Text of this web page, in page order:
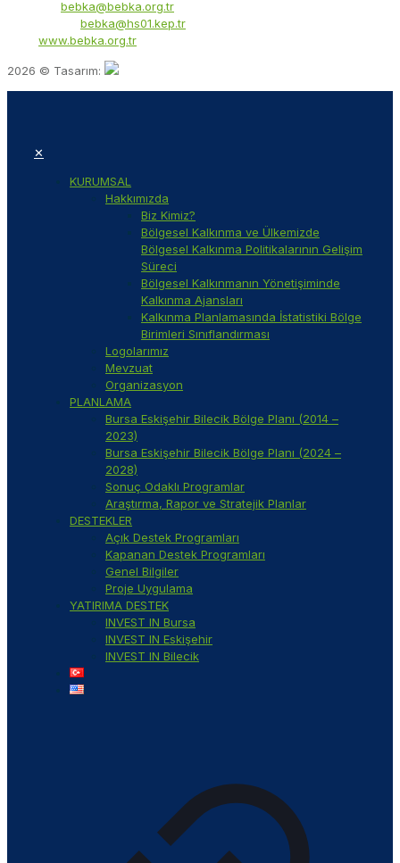
bebka@bebka.org.tr
bebka@hs01.kep.tr
www.bebka.org.tr
2026 © Tasarım:
✕
KURUMSAL
Hakkımızda
Biz Kimiz?
Bölgesel Kalkınma ve Ülkemizde
Bölgesel Kalkınma Politikalarının Gelişim
Süreci
Bölgesel Kalkınmanın Yönetişiminde
Kalkınma Ajansları
Kalkınma Planlamasında İstatistiki Bölge
Birimleri Sınıflandırması
Logolarımız
Mevzuat
Organizasyon
PLANLAMA
Bursa Eskişehir Bilecik Bölge Planı (2014 –
2023)
Bursa Eskişehir Bilecik Bölge Planı (2024 –
2028)
Sonuç Odaklı Programlar
Araştırma, Rapor ve Stratejik Planlar
DESTEKLER
Açık Destek Programları
Kapanan Destek Programları
Genel Bilgiler
Proje Uygulama
YATIRIMA DESTEK
INVEST IN Bursa
INVEST IN Eskişehir
INVEST IN Bilecik